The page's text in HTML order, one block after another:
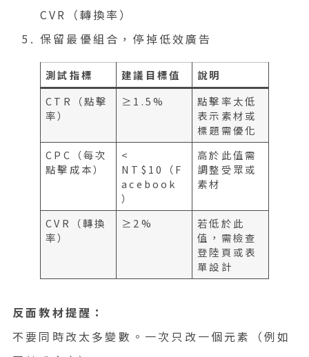
CVR（轉換率）
保留最優組合，停掉低效廣告
測試指標 建議目標值
說明
CTR（點擊
率）
≥1.5%
點擊率太低
表示素材或
標題需優化
CPC（每次
點擊成本）
<
NT$10（F
acebook
）
高於此值需
調整受眾或
素材
CVR（轉換
率）
≥2%
若低於此
值，需檢查
登陸頁或表
單設計
反面教材提醒：
不要同時改太多變數。一次只改一個元素（例如